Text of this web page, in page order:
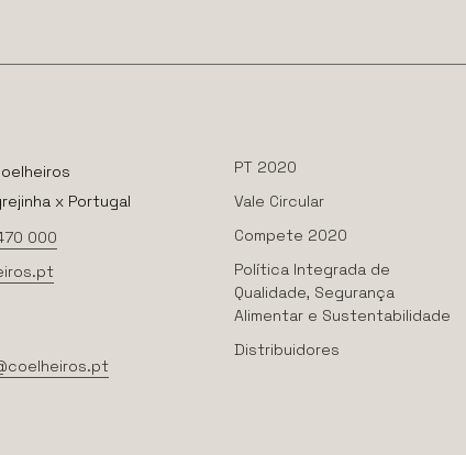
x Portugal
000
PT 2020
Vale Circular
Compete 2020
Política Integrada de
Qualidade, Segurança
Alimentar e Sustentabilidade
Distribuidores